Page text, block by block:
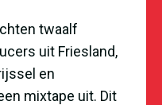
twaalf
uit Friesland,
en
mixtape uit. Dit